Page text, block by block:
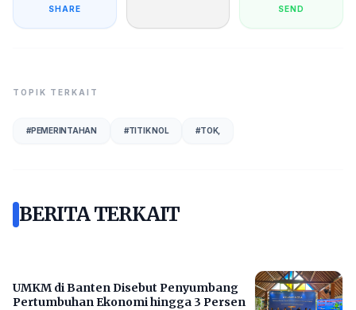
SHARE SEND
TOPIK TERKAIT
#PEMERINTAHAN #TITIK NOL #TOK,
BERITA TERKAIT
UMKM di Banten Disebut Penyumbang
Pertumbuhan Ekonomi hingga 3 Persen